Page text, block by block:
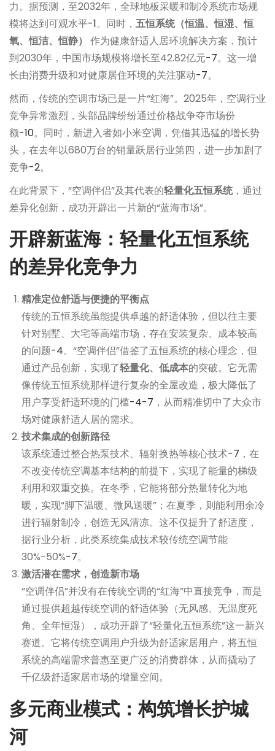
1
月
2
0
日
力。据预测，至2032年，全球地板采暖和制冷系统市场规
模将达到可观水平-1。同时， 五恒系统（恒温、恒湿、恒
氧、恒洁、恒静） 作为健康舒适人居环境解决方案，预计
到2030年，中国市场规模将增长至42.82亿元-7。这一增
长由消费升级和对健康居住环境的关注驱动-7。
然而，传统的空调市场已是一片“红海”。2025年，空调行业
竞争异常激烈，头部品牌纷纷通过价格战争夺市场份
额-10。同时，新进入者如小米空调，凭借其迅猛的增长势
头，在去年以680万台的销量跃居行业第四，进一步加剧了
竞争-2。
在此背景下，“空调伴侣”及其代表的轻量化五恒系统，通过
差异化创新，成功开辟出一片新的“蓝海市场”。
开辟新蓝海：轻量化五恒系统
的差异化竞争力
精准定位舒适与便捷的平衡点
传统的五恒系统虽能提供卓越的舒适体验，但以往主要
针对别墅、大宅等高端市场，存在安装复杂、成本较高
的问题-4。“空调伴侣”借鉴了五恒系统的核心理念，但
通过产品创新，实现了轻量化、低成本的突破。它无需
像传统五恒系统那样进行复杂的全屋改造，极大降低了
用户享受舒适环境的门槛-4-7 ，从而精准切中了大众市
场对健康舒适人居的需求。
技术集成的创新路径
该系统通过整合热泵技术、辐射换热等核心技术-7 ，在
不改变传统空调基本结构的前提下，实现了能量的梯级
利用和双重交换。在冬季，它能将部分热量转化为地
暖，实现“脚下温暖、微风送暖”；在夏季，则能利用余冷
进行辐射制冷，创造无风清凉。这不仅提升了舒适度，
据行业分析，此类系统集成技术较传统空调节能
30%-50%-7。
激活潜在需求，创造新市场
“空调伴侣”并没有在传统空调的“红海”中直接竞争，而是
通过提供超越传统空调的舒适体验（无风感、无温度死
角、全年恒湿），成功开辟了“轻量化五恒系统”这一新兴
赛道。它将传统空调用户升级为舒适家居用户，将五恒
系统的高端需求普惠至更广泛的消费群体，从而撬动了
千亿级舒适家居市场的增量空间。
多元商业模式：构筑增长护城
河